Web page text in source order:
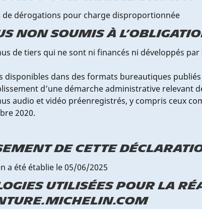
de dérogations pour charge disproportionnée
non soumis à
de tiers qui ne sont ni financés ni développés
disponibles dans des formats bureautiques
d’une démarche administrative relevant
audio et vidéo préenregistrés, y compris ceux
2020.
de cette
a été établie le 05/06/2025
utilisées pour la